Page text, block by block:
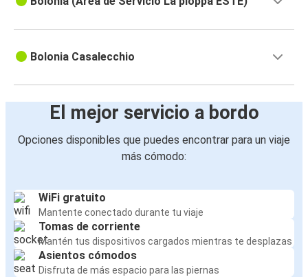
Bolonia Casalecchio
El mejor servicio a bordo
Opciones disponibles que puedes encontrar para un viaje
más cómodo:
WiFi gratuito
Mantente conectado durante tu viaje
Tomas de corriente
Mantén tus dispositivos cargados mientras te desplazas
Asientos cómodos
Disfruta de más espacio para las piernas